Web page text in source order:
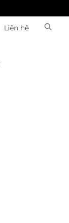
Liên hệ